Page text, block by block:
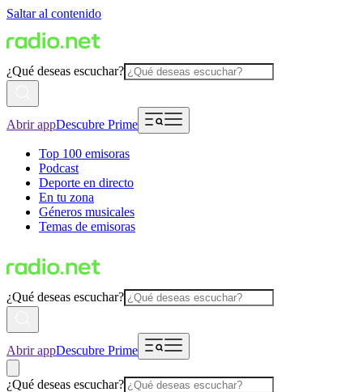
Saltar al contenido
¿Qué deseas escuchar?
Abrir appDescubre Prime
Top 100 emisoras
Podcast
Deporte en directo
En tu zona
Géneros musicales
Temas de emisoras
¿Qué deseas escuchar?
Abrir appDescubre Prime
¿Qué deseas escuchar?